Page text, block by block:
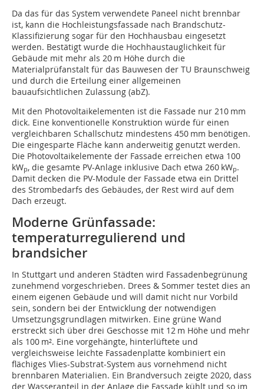
Da das für das System verwendete Paneel nicht brennbar
ist, kann die Hochleistungsfassade nach Brandschutz-
Klassifizierung sogar für den Hochhausbau eingesetzt
werden. Bestätigt wurde die Hochhaustauglichkeit für
Gebäude mit mehr als 20 m Höhe durch die
Materialprüfanstalt für das Bauwesen der TU Braunschweig
und durch die Erteilung einer allgemeinen
bauaufsichtlichen Zulassung (abZ).
Mit den Photovoltaikelementen ist die Fassade nur 210 mm
dick. Eine konventionelle Konstruktion würde für einen
vergleichbaren Schallschutz mindestens 450 mm benötigen.
Die eingesparte Fläche kann anderweitig genutzt werden.
Die Photovoltaikelemente der Fassade erreichen etwa 100
kWp, die gesamte PV-Anlage inklusive Dach etwa 260 kWp.
Damit decken die PV-Module der Fassade etwa ein Drittel
des Strombedarfs des Gebäudes, der Rest wird auf dem
Dach erzeugt.
Moderne Grünfassade:
temperaturregulierend und
brandsicher
In Stuttgart und anderen Städten wird Fassadenbegrünung
zunehmend vorgeschrieben. Drees & Sommer testet dies an
einem eigenen Gebäude und will damit nicht nur Vorbild
sein, sondern bei der Entwicklung der notwendigen
Umsetzungsgrundlagen mitwirken. Eine grüne Wand
erstreckt sich über drei Geschosse mit 12 m Höhe und mehr
als 100 m². Eine vorgehängte, hinterlüftete und
vergleichsweise leichte Fassadenplatte kombiniert ein
flächiges Vlies-Substrat-System aus vornehmend nicht
brennbaren Materialien. Ein Brandversuch zeigte 2020, dass
der Wasseranteil in der Anlage die Fassade kühlt und so im